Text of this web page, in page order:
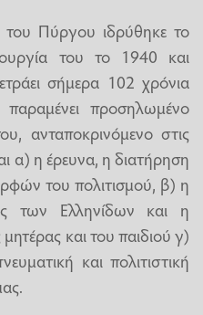
Πύργου ιδρύθηκε το
του το 1940 και
σήμερα 102 χρόνια
προσηλωμένο
ανταποκρινόμενο στις
α) η έρευνα, η διατήρηση
του πολιτισμού, β) η
των Ελληνίδων και η
και του παιδιού γ)
και πολιτιστική